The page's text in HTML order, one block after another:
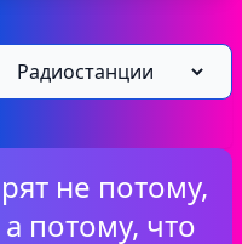
не потому,
потому, что